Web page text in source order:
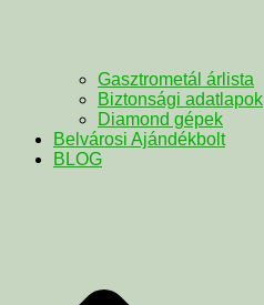
Gasztrometál árlista
Biztonsági adatlapok
Diamond gépek
Belvárosi Ajándékbolt
BLOG